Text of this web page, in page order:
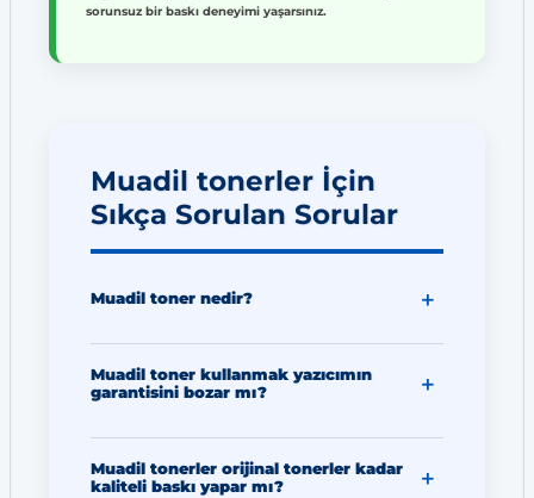
sorunsuz bir baskı deneyimi yaşarsınız.
Muadil tonerler İçin
Sıkça Sorulan Sorular
Muadil toner nedir?
Muadil toner kullanmak yazıcımın
garantisini bozar mı?
Muadil tonerler orijinal tonerler kadar
kaliteli baskı yapar mı?